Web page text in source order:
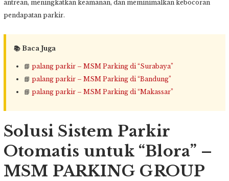
antrean, meningkatkan keamanan, dan meminimalkan kebocoran
pendapatan parkir.
📚 Baca Juga
📘 palang parkir – MSM Parking di “Surabaya”
📘 palang parkir – MSM Parking di “Bandung”
📘 palang parkir – MSM Parking di “Makassar”
Solusi Sistem Parkir
Otomatis untuk “Blora” –
MSM PARKING GROUP